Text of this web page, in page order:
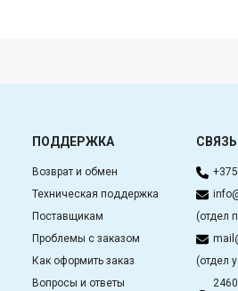
ПОДДЕРЖКА
Возврат и обмен
Техническая поддержка
Поставщикам
Проблемы с заказом
Как оформить заказ
Вопросы и ответы
(отдел
(отдел